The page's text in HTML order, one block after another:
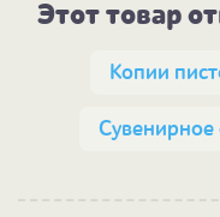
Этот товар
Копии